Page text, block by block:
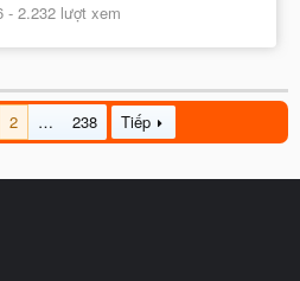
- 2.232 lượt xem
2 … 238 Tiếp